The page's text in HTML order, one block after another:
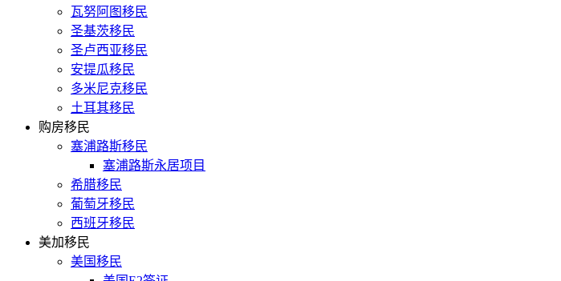
瓦努阿图移民
圣基茨移民
圣卢西亚移民
安提瓜移民
多米尼克移民
土耳其移民
购房移民
塞浦路斯移民
塞浦路斯永居项目
希腊移民
葡萄牙移民
西班牙移民
美加移民
美国移民